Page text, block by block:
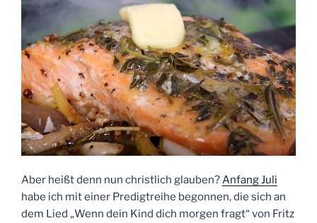
Aber heißt denn nun christlich glauben?Anfang Juli
habe ich mit einer Predigtreihe begonnen, die sich an
dem Lied „Wenn dein Kind dich morgen fragt“ von Fritz